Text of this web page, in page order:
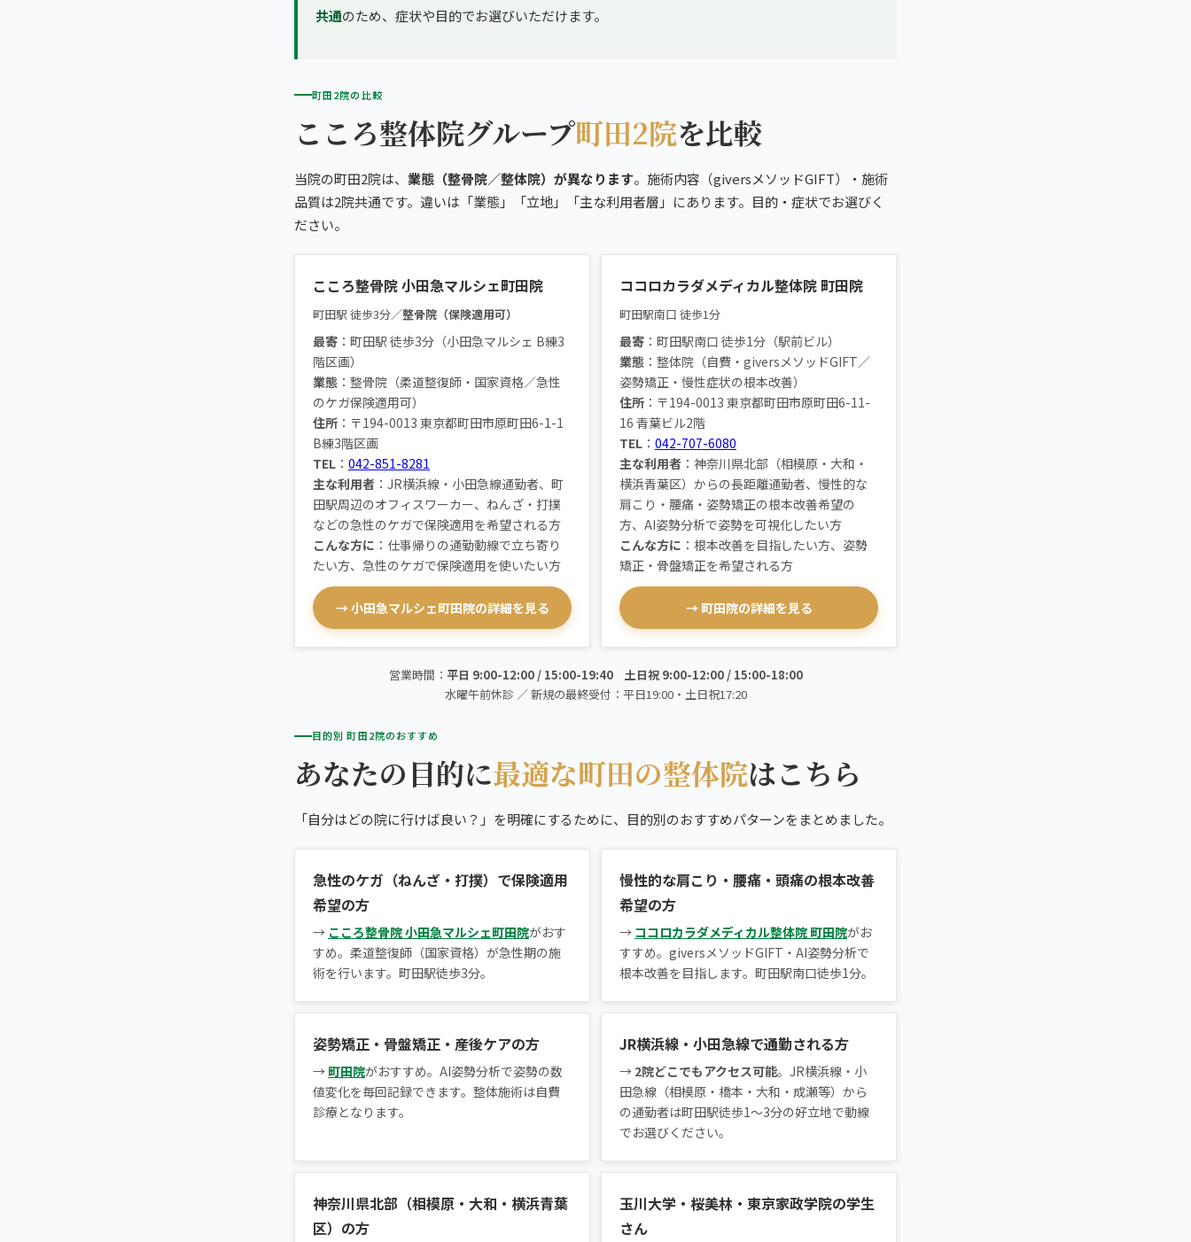
共通のため、症状や目的でお選びいただけます。
町田2院の比較
こころ整体院グループ町田2院を比較
当院の町田2院は、 業態（整骨院／整体院）が異なります。施術内容（giversメソッドGIFT）・施術
品質は2院共通です。違いは「業態」「立地」「主な利用者層」にあります。目的・症状でお選びく
ださい。
こころ整骨院 小田急マルシェ町田院
町田駅 徒歩3分／整骨院（保険適用可）
最寄 ：町田駅 徒歩3分（小田急マルシェ B練3
階区画）
業態 ：整骨院（柔道整復師・国家資格／急性
のケガ保険適用可）
住所 ：〒194-0013 東京都町田市原町田6-1-1
B練3階区画
TEL ： 042-851-8281
主な利用者 ：JR横浜線・小田急線通勤者、町
田駅周辺のオフィスワーカー、ねんざ・打撲
などの急性のケガで保険適用を希望される方
こんな方に ：仕事帰りの通勤動線で立ち寄り
たい方、急性のケガで保険適用を使いたい方
→ 小田急マルシェ町田院の詳細を見る
ココロカラダメディカル整体院 町田院
町田駅南口 徒歩1分
最寄 ：町田駅南口 徒歩1分（駅前ビル）
業態 ：整体院（自費・giversメソッドGIFT／
姿勢矯正・慢性症状の根本改善）
住所 ：〒194-0013 東京都町田市原町田6-11-
16 青葉ビル2階
TEL ： 042-707-6080
主な利用者 ：神奈川県北部（相模原・大和・
横浜青葉区）からの長距離通勤者、慢性的な
肩こり・腰痛・姿勢矯正の根本改善希望の
方、AI姿勢分析で姿勢を可視化したい方
こんな方に ：根本改善を目指したい方、姿勢
矯正・骨盤矯正を希望される方
→ 町田院の詳細を見る
営業時間： 平日 9:00-12:00 / 15:00-19:40 土日祝 9:00-12:00 / 15:00-18:00
水曜午前休診 ／ 新規の最終受付：平日19:00・土日祝17:20
目的別 町田2院のおすすめ
あなたの目的に最適な町田の整体院はこちら
「自分はどの院に行けば良い？」を明確にするために、目的別のおすすめパターンをまとめました。
急性のケガ（ねんざ・打撲）で保険適用
希望の方
→ こころ整骨院 小田急マルシェ町田院がおす
すめ。柔道整復師（国家資格）が急性期の施
術を行います。町田駅徒歩3分。
慢性的な肩こり・腰痛・頭痛の根本改善
希望の方
→ ココロカラダメディカル整体院 町田院がお
すすめ。giversメソッドGIFT・AI姿勢分析で
根本改善を目指します。町田駅南口徒歩1分。
姿勢矯正・骨盤矯正・産後ケアの方
→ 町田院がおすすめ。AI姿勢分析で姿勢の数
値変化を毎回記録できます。整体施術は自費
診療となります。
JR横浜線・小田急線で通勤される方
→ 2院どこでもアクセス可能。JR横浜線・小
田急線（相模原・橋本・大和・成瀬等）から
の通勤者は町田駅徒歩1〜3分の好立地で動線
でお選びください。
神奈川県北部（相模原・大和・横浜青葉
区）の方
玉川大学・桜美林・東京家政学院の学生
さん